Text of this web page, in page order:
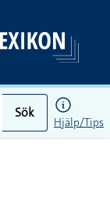
Sök
Hjälp/Tips